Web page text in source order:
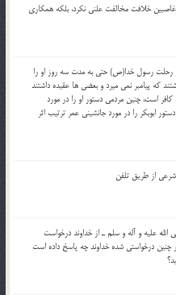
خلافت مخالفت علني نکرد، بلكه همكاري
رحلت رسول خدا(ص) حتی به مدت سه روز او را
كه پيامبر نمي ميرد و بعضي ها عقيده داشتند
است، چنین مردمی دستور او را در مورد
ابوبكر را در مورد جانشيني عمر ترتیب اثر
از طریق تلفن
عليه و آله و سلم ـ از خداوند درخواست
چنين درخواستي شده خداوند چه پاسخ داده است